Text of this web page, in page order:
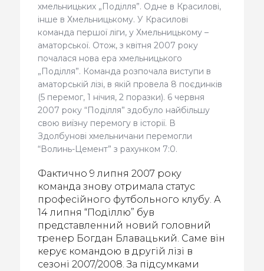
хмельницьких „Поділля”. Одне в Красилові,
інше в Хмельницькому. У Красилові
команда першої ліги, у Хмельницькому –
аматорської. Отож, з квітня 2007 року
почалася нова ера хмельницького
„Поділля”. Команда розпочала виступи в
аматорській лізі, в якій провела 8 поєдинків
(5 перемог, 1 нічия, 2 поразки). 6 червня
2007 року “Поділля” здобуло найбільшу
свою виїзну перемогу в історії. В
Здолбунові хмельничани перемогли
“Волинь-Цемент” з рахунком 7:0.
Фактично 9 липня 2007 року
команда знову отримала статус
професійного футбольного клубу. А
14 липня “Поділлю” був
представленний новий головний
тренер Богдан Блавацький. Саме він
керує командою в другій лізі в
сезоні 2007/2008. За підсумками